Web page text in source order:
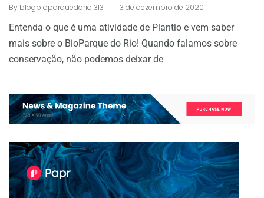
By blogbioparquedorio1313 . 3 de dezembro de 2020
Entenda o que é uma atividade de Plantio e vem saber
mais sobre o BioParque do Rio! Quando falamos sobre
conservação, não podemos deixar de